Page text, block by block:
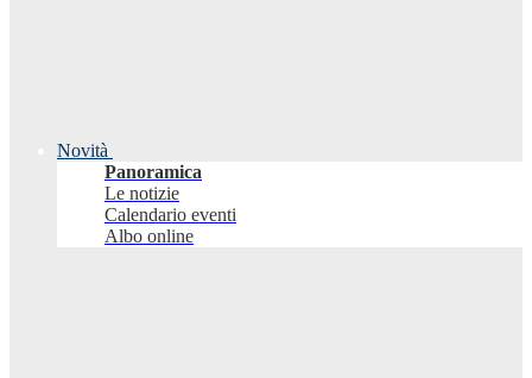
Novità
Panoramica
Le notizie
Calendario eventi
Albo online